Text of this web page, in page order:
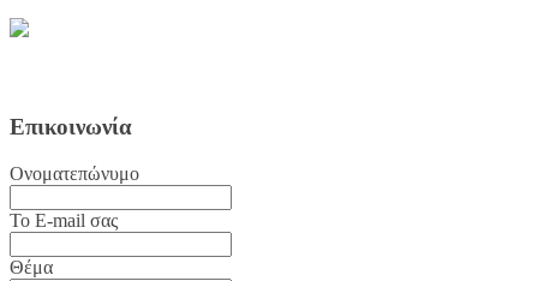
Επικοινωνία
Ονοματεπώνυμο
Το E-mail σας
Θέμα